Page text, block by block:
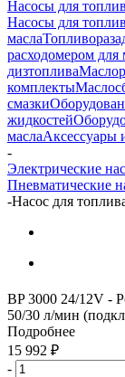
Насосы для
Насосы для
масла
расходомером для
дизтоплива
комплекты
смазки
жидкостей
маслаАксессуары
-
Электрические
Пневматические
-Насос для
BP 3000 24/12V -
50/30 л/мин
Подробнее
15 992 ₽
-